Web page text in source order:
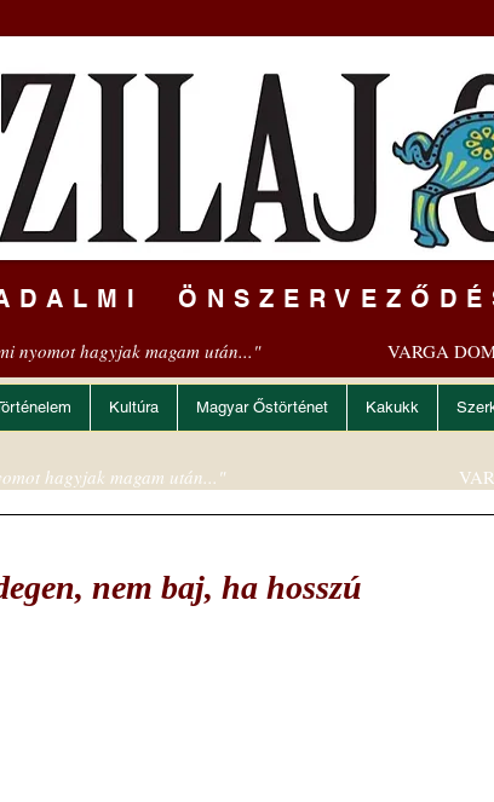
nyomot hagyjak magam után..." VARGA
Kultúra Magyar Őstörténet Kakukk
nem baj, ha hosszú
hagyjak magam után..."